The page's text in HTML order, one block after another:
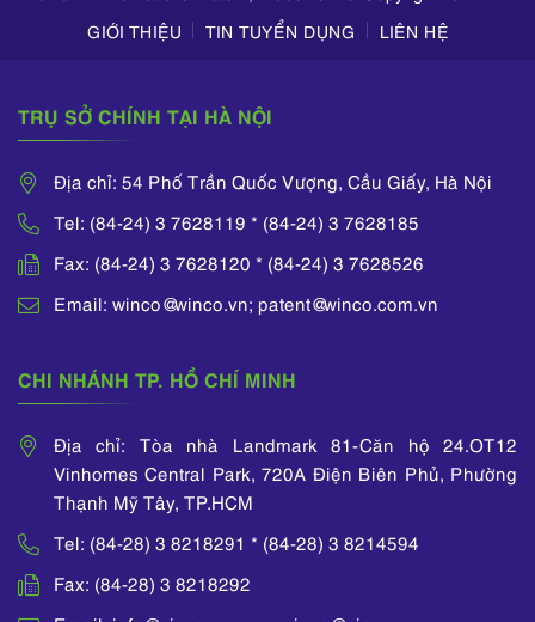
GIỚI THIỆU
TIN TUYỂN DỤNG LIÊN HỆ
TRỤ SỞ CHÍNH TẠI HÀ NỘI
Địa chỉ: 54 Phố Trần Quốc Vượng, Cầu Giấy, Hà Nội
Tel: (84-24) 3 7628119 * (84-24) 3 7628185
Fax: (84-24) 3 7628120 * (84-24) 3 7628526
Email: winco@winco.vn; patent@winco.com.vn
CHI NHÁNH TP. HỒ CHÍ MINH
Địa chỉ: Tòa nhà Landmark 81-Căn hộ 24.OT12
Vinhomes Central Park, 720A Điện Biên Phủ, Phường
Thạnh Mỹ Tây, TP.HCM
Tel: (84-28) 3 8218291 * (84-28) 3 8214594
Fax: (84-28) 3 8218292